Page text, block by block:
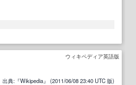
ウィキペディア英語版
出典:『Wikipedia』 (2011/06/08 23:40 UTC 版)